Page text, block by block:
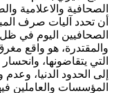
الصحافية والاعلامية
أن تحدد آليات صرف
الصحافيين اليوم في
والمقتدرة، هو واقع
التي يتقاضونها،
إلى الحدود الدنيا،
المؤسسات والعاملين